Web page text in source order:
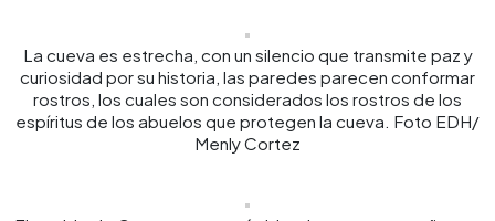
La cueva es estrecha, con un silencio que transmite paz y
curiosidad por su historia, las paredes parecen conformar
rostros, los cuales son considerados los rostros de los
espíritus de los abuelos que protegen la cueva. Foto EDH/
Menly Cortez